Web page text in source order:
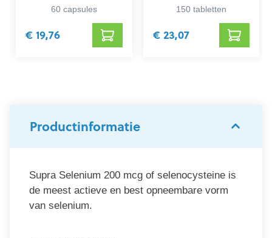
60 capsules
€ 19,76
150 tabletten
€ 23,07
Productinformatie
Supra Selenium 200 mcg of selenocysteine is
de meest actieve en best opneembare vorm
van selenium.